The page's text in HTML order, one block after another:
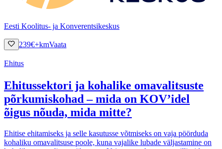
Eesti Koolitus- ja Konverentsikeskus
239€+kmVaata
Ehitus
Ehitussektori ja kohalike omavalitsuste
põrkumiskohad – mida on KOV’idel
õigus nõuda, mida mitte?
Ehitise ehitamiseks ja selle kasutusse võtmiseks on vaja pöörduda
kohaliku omavalitsuse poole, kuna vajalike lubade väljastamine on